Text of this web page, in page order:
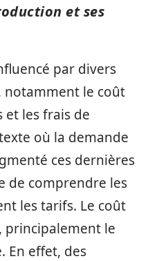
et ses
par divers
le coût
et les frais de
où la demande
ces dernières
de comprendre les
les tarifs. Le coût
principalement le
En effet, des